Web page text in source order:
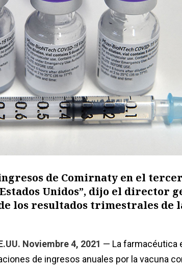
de Comirnaty en el
Unidos”, dijo el director
los resultados trimestrales de
Noviembre 4, 2021 — La farmacéutica
de ingresos anuales por la vacuna